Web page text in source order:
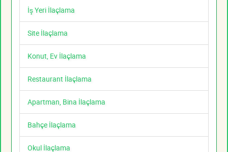
İş Yeri İlaçlama
Site İlaçlama
Konut, Ev İlaçlama
Restaurant İlaçlama
Apartman, Bina İlaçlama
Bahçe İlaçlama
Okul İlaçlama